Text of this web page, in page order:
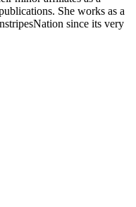
She works as a
since its very